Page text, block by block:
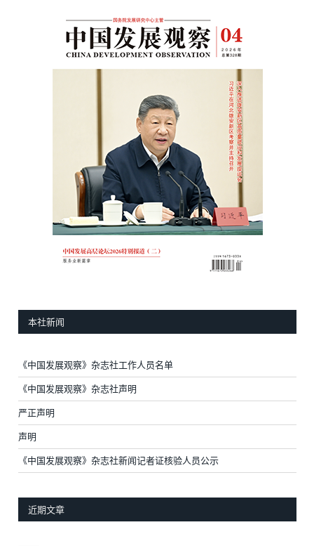
本社新闻
《中国发展观察》杂志社工作人员名单
《中国发展观察》杂志社声明
严正声明
声明
《中国发展观察》杂志社新闻记者证核验人员公示
近期文章